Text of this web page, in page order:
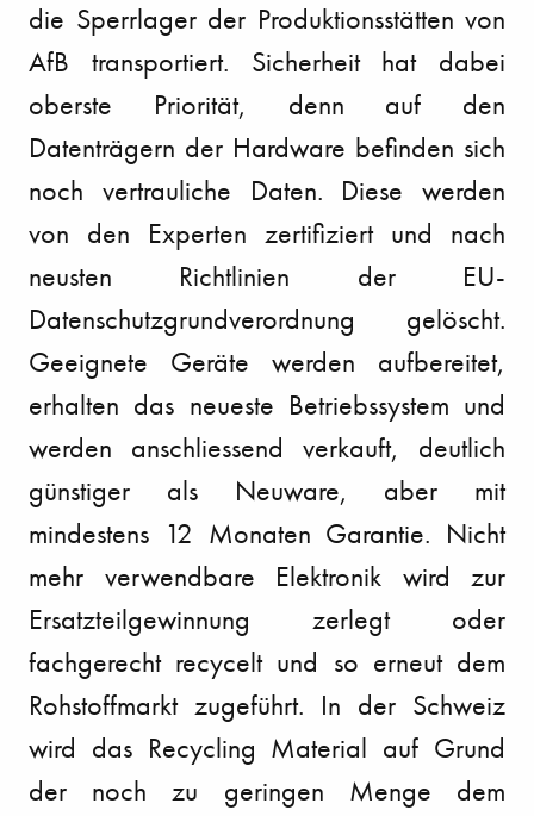
die Sperrlager der Produktionsstätten von
AfB transportiert. Sicherheit hat dabei
oberste Priorität, denn auf den
Datenträgern der Hardware befinden sich
noch vertrauliche Daten. Diese werden
von den Experten zertifiziert und nach
neusten Richtlinien der EU-
Datenschutzgrundverordnung gelöscht.
Geeignete Geräte werden aufbereitet,
erhalten das neueste Betriebssystem und
werden anschliessend verkauft, deutlich
günstiger als Neuware, aber mit
mindestens 12 Monaten Garantie. Nicht
mehr verwendbare Elektronik wird zur
Ersatzteilgewinnung zerlegt oder
fachgerecht recycelt und so erneut dem
Rohstoffmarkt zugeführt. In der Schweiz
wird das Recycling Material auf Grund
der noch zu geringen Menge dem